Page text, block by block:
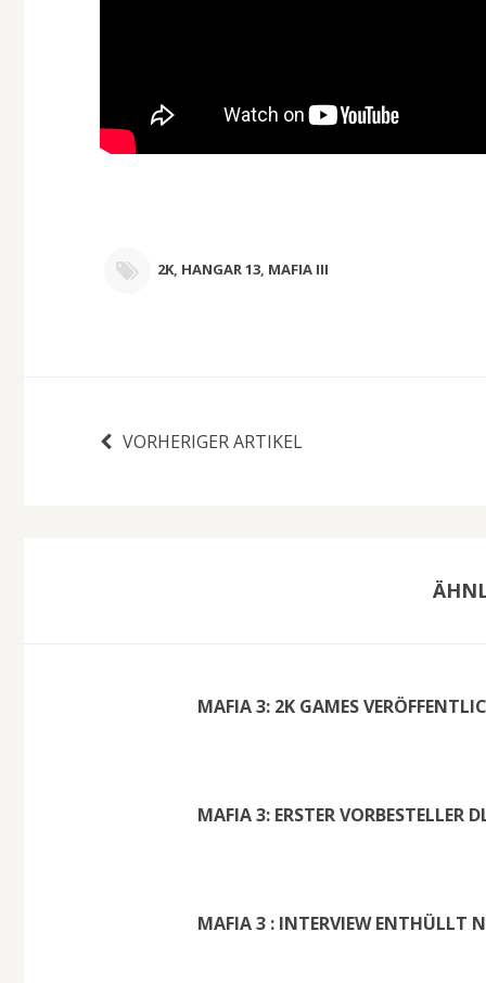
2K, HANGAR 13, MAFIA III
VORHERIGER ARTIKEL
MAFIA 3: 2K GAMES
MAFIA 3: ERSTER VORBESTELLER
MAFIA 3 : INTERVIEW ENTHÜLLT